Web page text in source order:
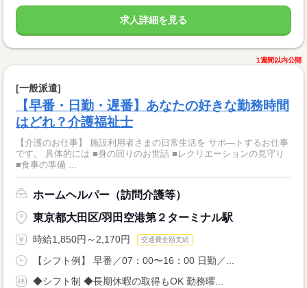
求人詳細を見る
1週間以内公開
[一般派遣]
【早番・日勤・遅番】あなたの好きな勤務時間
はどれ？介護福祉士
【介護のお仕事】 施設利用者さまの日常生活を サポ―トするお仕事
です。 具体的には ■身の回りのお世話 ■レクリエーションの見守り
■食事の準備 ...
ホームヘルパー（訪問介護等）
東京都大田区/羽田空港第２ターミナル駅
時給1,850円～2,170円 交通費全額支給
【シフト例】 早番／07：00〜16：00 日勤／...
◆シフト制 ◆長期休暇の取得もOK 勤務曜...